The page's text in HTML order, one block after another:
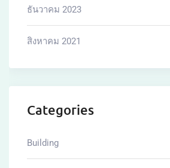
ธันวาคม 2023
สิงหาคม 2021
Categories
Building